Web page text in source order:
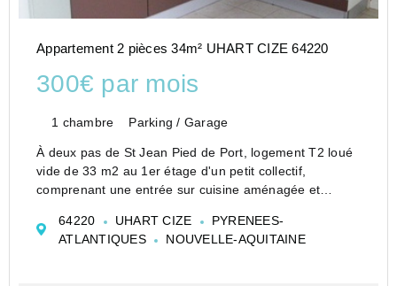
Appartement 2 pièces 34m² UHART CIZE 64220
300€ par mois
1 chambre Parking / Garage
À deux pas de St Jean Pied de Port, logement T2 loué
vide de 33 m2 au 1er étage d'un petit collectif,
comprenant une entrée sur cuisine aménagée et
meubles bas), 1 chambre, salle de douche/ wc.
Chauffage él...
64220 UHART CIZE
PYRENEES-
ATLANTIQUES
NOUVELLE-AQUITAINE